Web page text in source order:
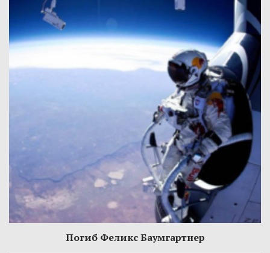
Погиб Феликс Баумгартнер